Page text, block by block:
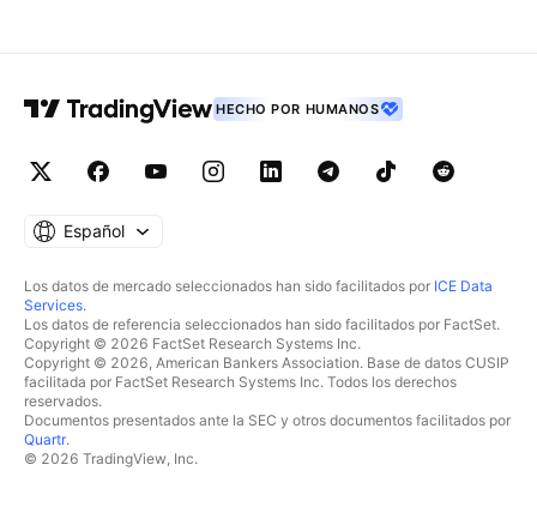
HECHO POR HUMANOS
Español
Los datos de mercado seleccionados han sido facilitados por ICE Data
Services.
Los datos de referencia seleccionados han sido facilitados por FactSet.
Copyright © 2026 FactSet Research Systems Inc.
Copyright © 2026, American Bankers Association. Base de datos CUSIP
facilitada por FactSet Research Systems Inc. Todos los derechos
reservados.
Documentos presentados ante la SEC y otros documentos facilitados por
Quartr.
© 2026 TradingView, Inc.